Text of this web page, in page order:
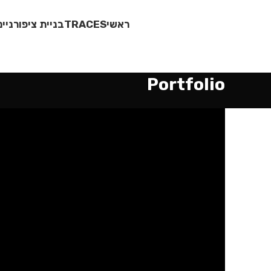
ראשיTRACESבניית
Portfolio